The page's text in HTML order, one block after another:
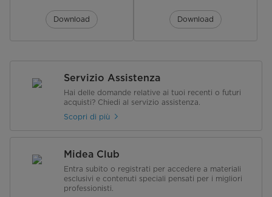
Dimensioni
Dimensioni Imballo (Lx P x A)
Peso Netto (Kg)
Download Download
Servizio Assistenza
Hai delle domande relative ai tuoi recenti o futuri
acquisti? Chiedi al servizio assistenza.
Scopri di più
Midea Club
Entra subito o registrati per accedere a materiali
esclusivi e contenuti speciali pensati per i migliori
professionisti.